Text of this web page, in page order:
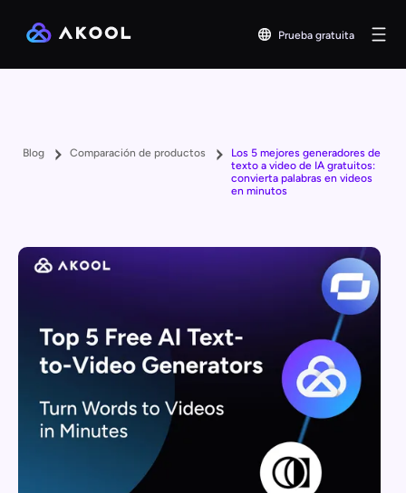
Prueba gratuita
Blog Comparación de productos
Los 5 mejores generadores de
texto a video de IA gratuitos:
convierta palabras en videos
en minutos